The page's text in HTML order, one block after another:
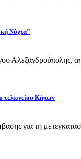
Νύχτα”
Αλεξανδρούπολης,
τελωνείου Κήπων
για τη